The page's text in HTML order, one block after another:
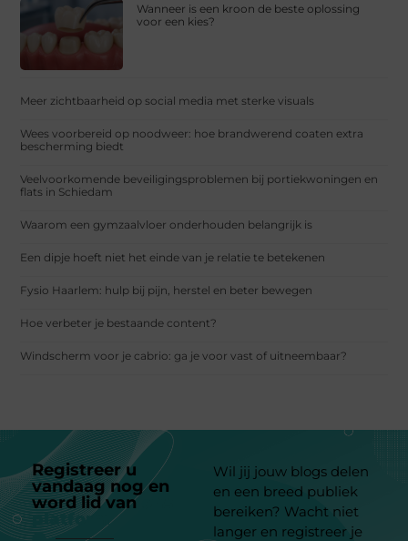
Wanneer is een kroon de beste oplossing
voor een kies?
Meer zichtbaarheid op social media met sterke visuals
Wees voorbereid op noodweer: hoe brandwerend coaten extra
bescherming biedt
Veelvoorkomende beveiligingsproblemen bij portiekwoningen en
flats in Schiedam
Waarom een gymzaalvloer onderhouden belangrijk is
Een dipje hoeft niet het einde van je relatie te betekenen
Fysio Haarlem: hulp bij pijn, herstel en beter bewegen
Hoe verbeter je bestaande content?
Windscherm voor je cabrio: ga je voor vast of uitneembaar?
Registreer u
vandaag nog en
word lid van
platform
Wil jij jouw blogs delen
en een breed publiek
bereiken? Wacht niet
langer en registreer je